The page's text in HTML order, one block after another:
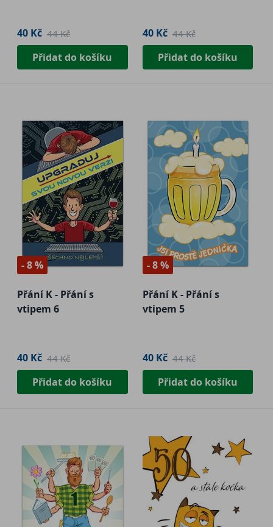
40 Kč 44 Kč
Přidat do košíku
40 Kč 44 Kč
Přidat do košíku
- 8 %
Přání K - Přání s
vtipem 6
40 Kč 44 Kč
Přidat do košíku
- 8 %
Přání K - Přání s
vtipem 5
40 Kč 44 Kč
Přidat do košíku